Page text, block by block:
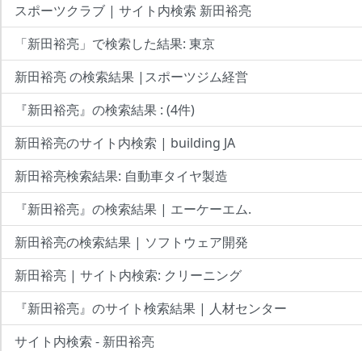
スポーツクラブ | サイト内検索 新田裕亮
「新田裕亮」で検索した結果: 東京
新田裕亮 の検索結果 |スポーツジム経営
『新田裕亮』の検索結果 : (4件)
新田裕亮のサイト内検索 | building JA
新田裕亮検索結果: 自動車タイヤ製造
『新田裕亮』の検索結果 | エーケーエム.
新田裕亮の検索結果 | ソフトウェア開発
新田裕亮 | サイト内検索: クリーニング
『新田裕亮』のサイト検索結果 | 人材センター
サイト内検索 - 新田裕亮